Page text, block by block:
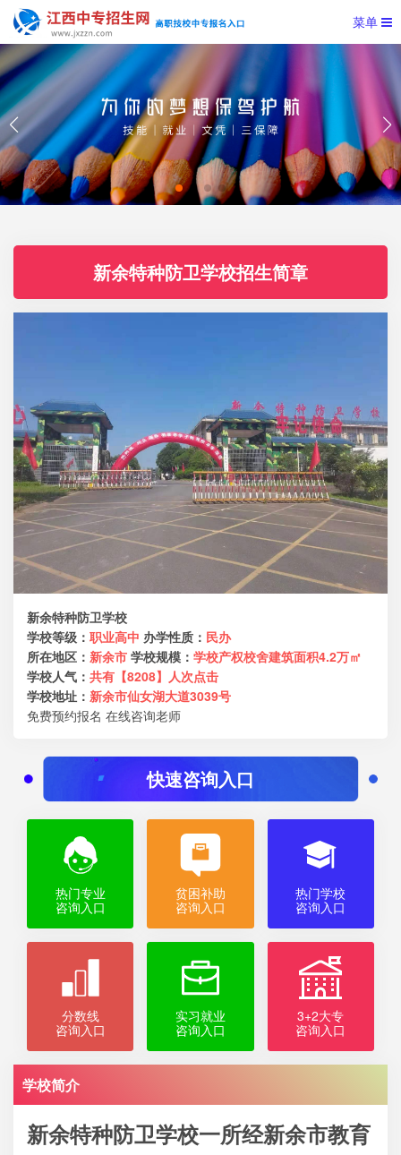
菜单
新余特种防卫学校招生简章
新余特种防卫学校
学校等级： 职业高中 办学性质： 民办
所在地区： 新余市 学校规模： 学校产权校舍建筑面积4.2万㎡
学校人气： 共有【8208】人次点击
学校地址： 新余市仙女湖大道3039号
免费预约报名 在线咨询老师
快速咨询入口
热门专业
咨询入口
贫困补助
咨询入口
热门学校
咨询入口
分数线
咨询入口
实习就业
咨询入口
3+2大专
咨询入口
学校简介
新余特种防卫学校一所经新余市教育